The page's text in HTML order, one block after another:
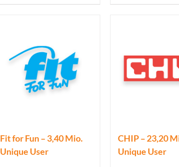
Fit for Fun – 3,40 Mio.
Unique User
CHIP – 23,20
Unique User